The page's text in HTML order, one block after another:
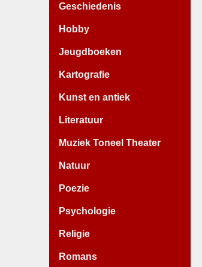
Geschiedenis
Hobby
Jeugdboeken
Kartografie
Kunst en antiek
Literatuur
Muziek Toneel Theater
Natuur
Poezie
Psychologie
Religie
Romans